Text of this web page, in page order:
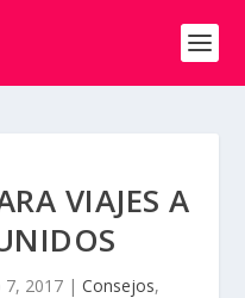
VIAJES A
7, 2017 | Consejos,